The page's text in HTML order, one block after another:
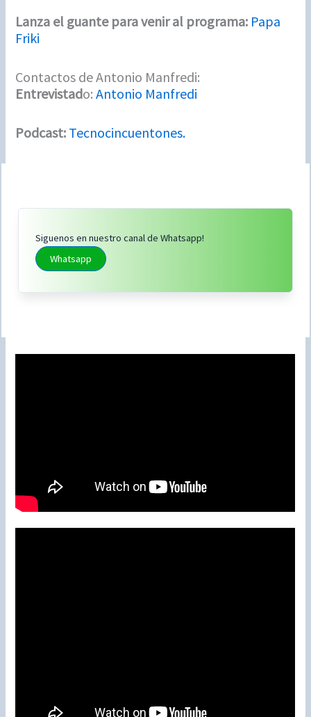
Lanza el guante para venir al programa: Papa
Friki
Contactos de Antonio Manfredi:
Entrevistado:Antonio Manfredi
Podcast: Tecnocincuentones.
Siguenos en nuestro canal de Whatsapp!
Whatsapp